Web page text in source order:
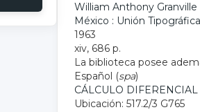
William Anthony Granville
México : Unión
1963
xiv, 686 p.
La biblioteca posee
Español (spa)
CÁLCULO DIFERENCIAL
Ubicación: 517.2/3 G765